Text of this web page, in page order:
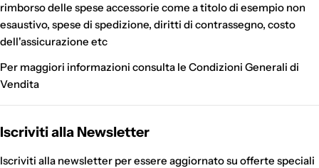
rimborso delle spese accessorie come a titolo di esempio non
esaustivo, spese di spedizione, diritti di contrassegno, costo
dell'assicurazione etc
Per maggiori informazioni consulta le Condizioni Generali di
Vendita
Iscriviti alla Newsletter
Iscriviti alla newsletter per essere aggiornato su offerte speciali